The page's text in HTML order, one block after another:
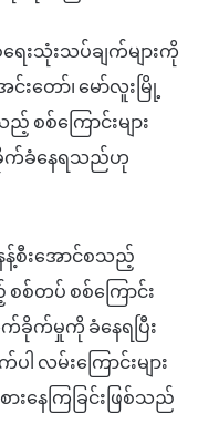
ေးသုံးသပ်ချက်များကို
တော်၊ မော်လူးမြို့
စစ်ကြောင်းများ
က်ခံနေရသည်ဟု
န့်စီးအောင်စသည့်
စစ်တပ် စစ်ကြောင်း
ခိုက်မှုကို ခံနေရပြီး
လမ်းကြောင်းများ
းနေကြခြင်းဖြစ်သည်